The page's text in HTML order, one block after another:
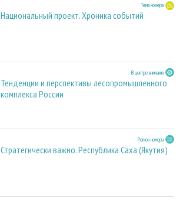
Тема номера
Национальный проект. Хроника событий
В центре внимания
Тенденции и перспективы лесопромышленного
комплекса России
Регион номера
Стратегически важно. Республика Саха (Якутия)